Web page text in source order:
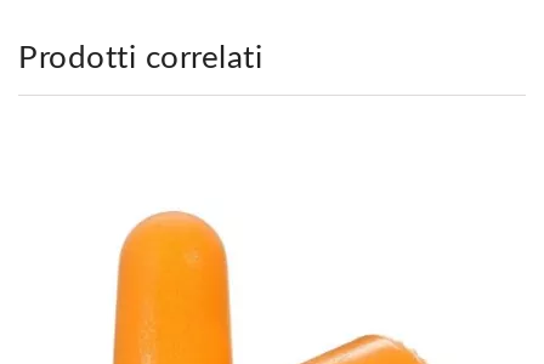
Prodotti correlati